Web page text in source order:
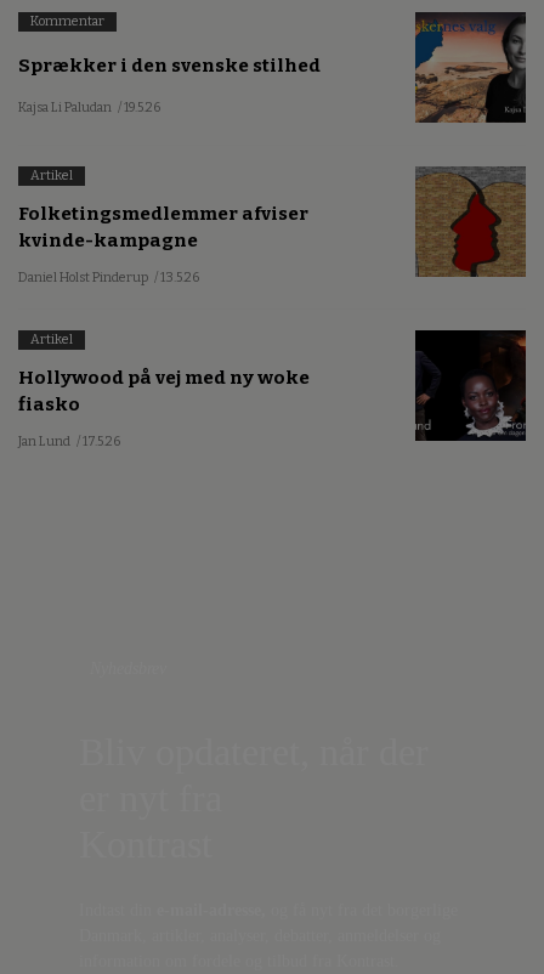
Kommentar
Sprækker i den svenske stilhed
Kajsa Li Paludan / 19.5.26
Artikel
Folketingsmedlemmer afviser
kvinde-kampagne
Daniel Holst Pinderup / 13.5.26
Artikel
Hollywood på vej med ny woke
fiasko
Jan Lund / 17.5.26